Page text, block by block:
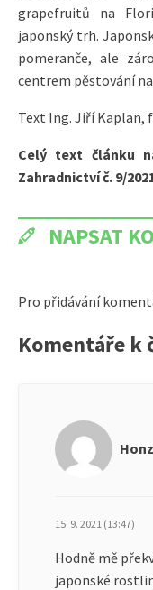
grapefruitů na
japonský trh.
pomeranče, ale
centrem pěstování
Text Ing. Jiří
Celý text článku
Zahradnictví č. 9/
NAPSAT
Pro přidávání
Komentáře k
15. 9. 2021 (13:47)
Hodně mě
japonské